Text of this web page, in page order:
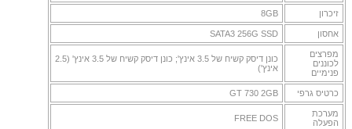
זיכרון 8GB
אחסון SATA3 256G SSD
מפרצים
לכוננים
פנימיים
כונן דיסק קשיח של 3.5 אינץ'; כונן דיסק קשיח של 3.5 אינץ' (‎2.5‎
אינץ')
כרטיס גרפי GT 730 2GB
מערכת
הפעלה
FREE DOS